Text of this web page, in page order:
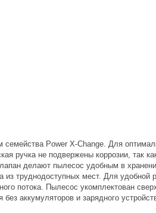
семейства Power X-Change. Для
ручка не подвержены коррозии, так
делают пылесос удобным в
труднодоступных мест. Для удобной
потока. Пылесос укомплектован
аккумуляторов и зарядного